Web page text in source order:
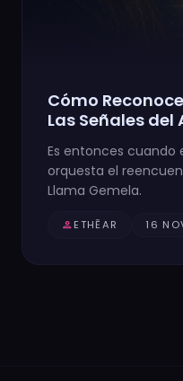
Cómo
Las Señales
Es entonces cuando
orquesta el
Llama Gemela.
personETHĒAR 16